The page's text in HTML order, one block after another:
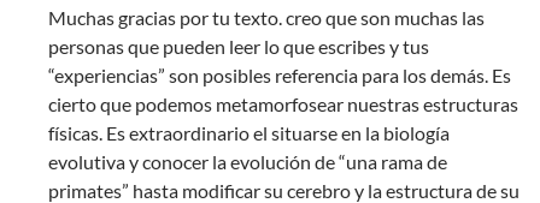
Muchas gracias por tu texto. creo que son muchas las
personas que pueden leer lo que escribes y tus
“experiencias” son posibles referencia para los demás. Es
cierto que podemos metamorfosear nuestras estructuras
físicas. Es extraordinario el situarse en la biología
evolutiva y conocer la evolución de “una rama de
primates” hasta modificar su cerebro y la estructura de su